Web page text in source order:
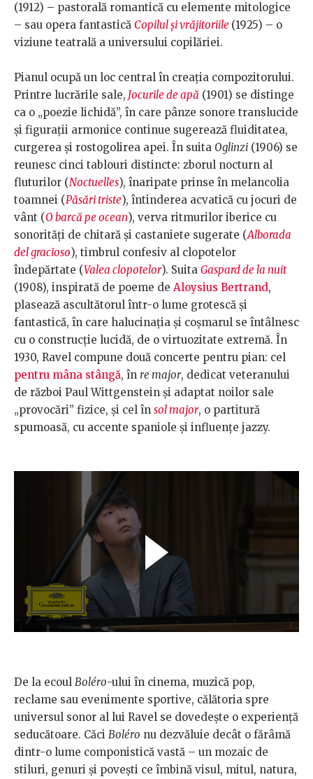
(1912) – pastorală romantică cu elemente mitologice
– sau opera fantastică Copilul și vrăjitoriile (1925) – o
viziune teatrală a universului copilăriei.
Pianul ocupă un loc central în creația compozitorului.
Printre lucrările sale, Jocurile de apă (1901) se distinge
ca o „poezie lichidă”, în care pânze sonore translucide
și figurații armonice continue sugerează fluiditatea,
curgerea și rostogolirea apei. În suita Oglinzi (1906) se
reunesc cinci tablouri distincte: zborul nocturn al
fluturilor (Noctuelles), înaripate prinse în melancolia
toamnei (Păsări triste), întinderea acvatică cu jocuri de
vânt (O barcă pe ocean), verva ritmurilor iberice cu
sonorități de chitară și castaniete sugerate (Alborada
del gracioso), timbrul confesiv al clopotelor
îndepărtate (Valea clopotelor). Suita Gaspard de la nuit
(1908), inspirată de poeme de Aloysius Bertrand,
plasează ascultătorul într-o lume grotescă și
fantastică, în care halucinația și coșmarul se întâlnesc
cu o construcție lucidă, de o virtuozitate extremă. În
1930, Ravel compune două concerte pentru pian: cel
pentru mâna stângă, în re major, dedicat veteranului
de război Paul Wittgenstein și adaptat noilor sale
„provocări” fizice, și cel în sol major, o partitură
spumoasă, cu accente spaniole și influențe jazzy.
De la ecoul Boléro-ului în cinema, muzică pop,
reclame sau evenimente sportive, călătoria spre
universul sonor al lui Ravel se dovedește o experiență
seducătoare. Căci Boléro nu dezvăluie decât o fărâmă
dintr-o lume componistică vastă – un mozaic de
stiluri, genuri și povești ce îmbină visul, mitul, natura,